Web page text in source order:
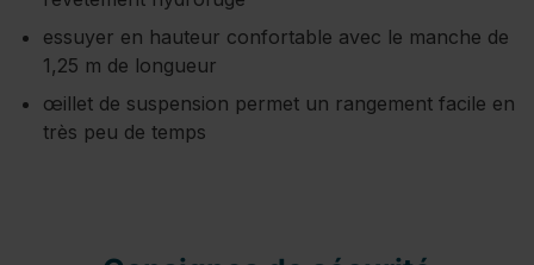
essuyer en hauteur confortable avec le manche de
1,25 m de longueur
œillet de suspension permet un rangement facile en
très peu de temps